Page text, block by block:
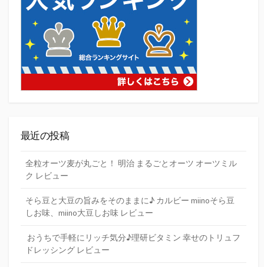
最近の投稿
全粒オーツ麦が丸ごと！ 明治 まるごとオーツ オーツミル
ク レビュー
そら豆と大豆の旨みをそのままに♪ カルビー miinoそら豆
しお味、miino大豆しお味 レビュー
おうちで手軽にリッチ気分♪理研ビタミン 幸せのトリュフ
ドレッシング レビュー